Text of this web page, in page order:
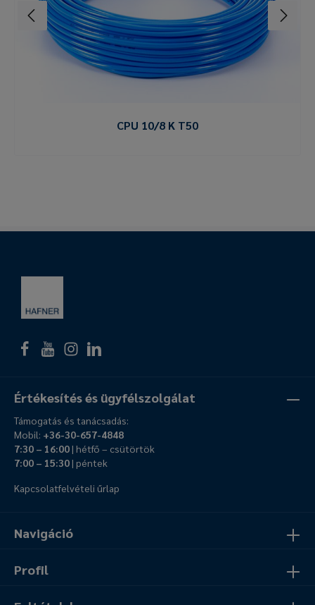
CPU 10/8 K T50
Navigáció
Profil
Értékesítés és ügyfélszolgálat
Támogatás és tanácsadás:
Mobil: +36-30-657-4848
7:30 – 16:00| hétfő – csütörtök
7:00 – 15:30| péntek
Kapcsolatfelvételi űrlap